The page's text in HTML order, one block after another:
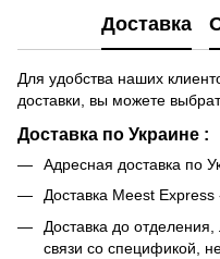
Доставка
Для удобства наших
доставки, вы можете
Доставка по Украине :
Адресная доставка по
Доставка Meest
Доставка до
связи со спецификой,